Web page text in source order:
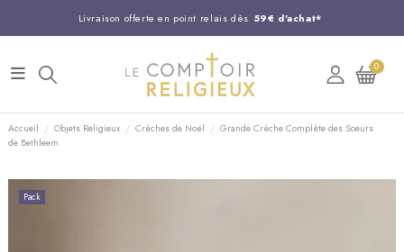
Livraison offerte en point relais dès 59€ d'achat*
Entreprise Française familiale
Support client disponible au 03 20 24 74 15
Commandez avant 14H, expédition le jour même !
0
Accueil Objets Religieux Crèches de Noël
Grande Crèche Complète des Soeurs
de Bethleem
Pack